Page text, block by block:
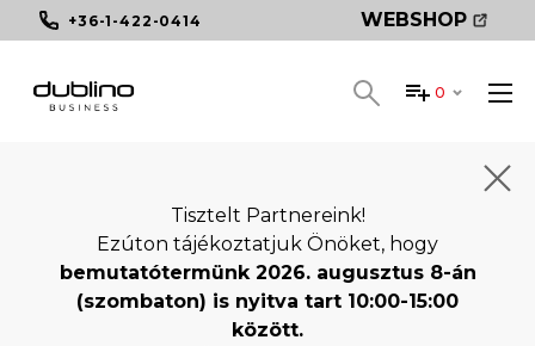
+36-1-422-0414 WEBSHOP
0
Tisztelt Partnereink!
Ezúton tájékoztatjuk Önöket, hogy
bemutatótermünk 2026. augusztus 8-án
(szombaton) is nyitva tart 10:00-15:00
között.